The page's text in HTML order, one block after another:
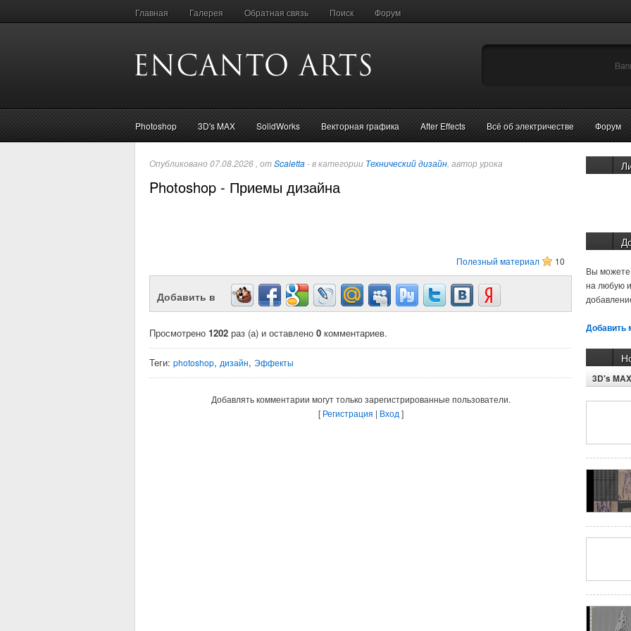
Главная Галерея Обратная связь Поиск Форум
Photoshop 3D's MAX SolidWorks Векторная графика After Effects Всё об электричестве Форум
Опубликовано 07.08.2026 , отScaletta- в категории Технический дизайн , автор урока
Photoshop - Приемы дизайна
Полезный материал 10
Добавить в
Просмотрено 1202 раз (а) и оставлено 0 комментариев.
Теги: photoshop, дизайн, Эффекты
Добавлять комментарии могут только зарегистрированные пользователи.
[ Регистрация | Вход ]
Вы можете
на любую
Добавить
3D's MAX